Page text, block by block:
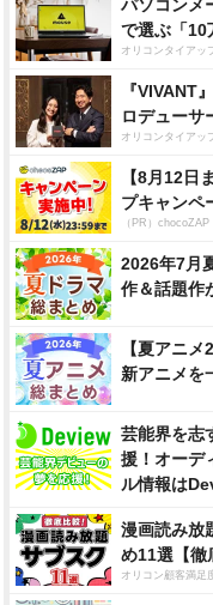
パソコンメ
で選ぶ「10
オリコンタイアッ
『VIVANT
ロデューサ
オリコンタイアッ
【8月12日
プキャンペ
（PR）chocoZAP
2026年7月
作＆話題作
【夏アニ
新アニメを
芸能界を志
援！オーデ
ル情報は
漫画読み放
め11選【徹
オリコン顧客満足